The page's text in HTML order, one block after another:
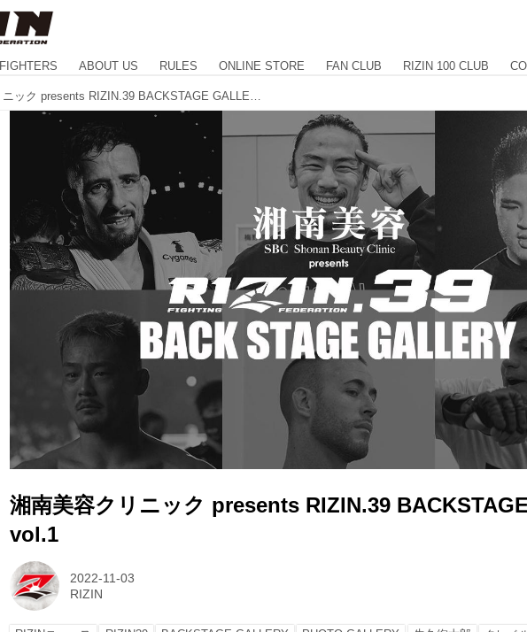
FIGHTERS ABOUT US RULES ONLINE STORE FAN CLUB RIZIN 100 CLUB
湘南美容クリニック presents RIZIN.39
vol.1
2022-11-03
RIZIN